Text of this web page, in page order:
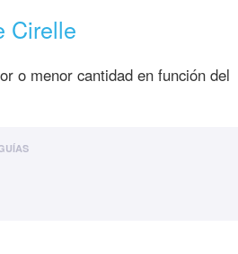
Cirelle
o menor cantidad en función del